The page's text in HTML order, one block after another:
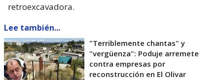
retroexcavadora.
Lee también...
"Terriblemente chantas" y
"vergüenza": Poduje arremete
contra empresas por
reconstrucción en El Olivar